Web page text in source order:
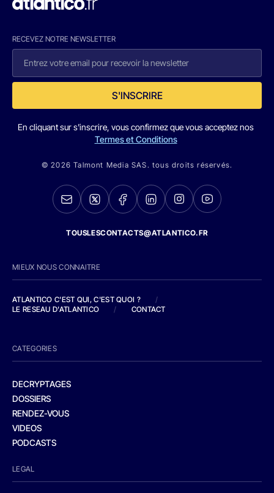
RECEVEZ NOTRE NEWSLETTER
S'INSCRIRE
En cliquant sur s'inscrire, vous confirmez que vous acceptez nos
Termes et Conditions
© 2026 Talmont Media SAS. tous droits réservés.
TOUSLESCONTACTS@ATLANTICO.FR
MIEUX NOUS CONNAITRE
ATLANTICO C'EST QUI, C'EST QUOI ?
/
LE RESEAU D'ATLANTICO
/ CONTACT
CATEGORIES
DECRYPTAGES
DOSSIERS
RENDEZ-VOUS
VIDEOS
PODCASTS
LEGAL